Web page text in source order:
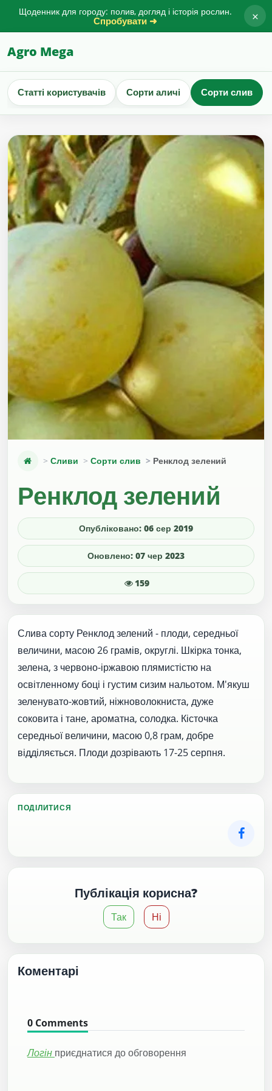
Щоденник для городу: полив, догляд і історія рослин.
Спробувати ➜ ×
Agro Mega
Статті користувачів Сорти аличі Сорти слив
Сливи Сорти слив Ренклод зелений
Ренклод зелений
Опубліковано: 06 сер 2019
Оновлено: 07 чер 2023
159
Слива сорту Ренклод зелений - плоди, середньої
величини, масою 26 грамів, округлі. Шкірка тонка,
зелена, з червоно-іржавою плямистістю на
освітленному боці і густим сизим нальотом. М'якуш
зеленувато-жовтий, ніжноволокниста, дуже
соковита і тане, ароматна, солодка. Кісточка
середньої величини, масою 0,8 грам, добре
відділяється. Плоди дозрівають 17-25 серпня.
ПОДІЛИТИСЯ
Публікація корисна?
Так Ні
Коментарі
0 Comments
Логін приєднатися до обговорення